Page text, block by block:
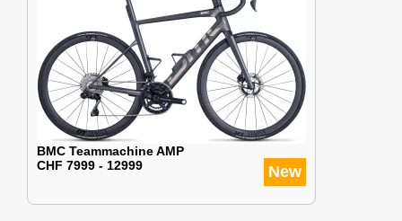
BMC Teammachine AMP
CHF 7999 - 12999
New